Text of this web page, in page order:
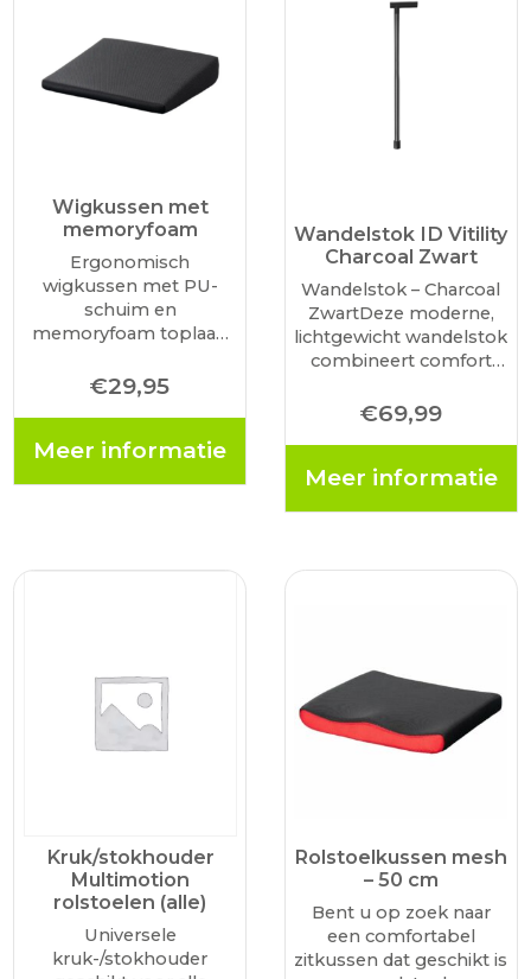
Wigkussen met
memoryfoam
Ergonomisch
wigkussen met PU-
schuim en
memoryfoam toplaag
betere zithouding en
gebruik op een rollator,
€29,95
Meer informatie
Wandelstok ID Vitility
Charcoal Zwart
Wandelstok – Charcoal
ZwartDeze moderne,
lichtgewicht wandelstok
combineert comfort
zachte ergonomische
handgreep, het
ontwerp en de
op je gewrichten. De…
€69,99
Meer informatie
Kruk/stokhouder
Multimotion
rolstoelen (alle)
Universele
kruk-/stokhouder
Rolstoelkussen mesh
– 50 cm
Bent u op zoek naar
een comfortabel
zitkussen dat geschikt is